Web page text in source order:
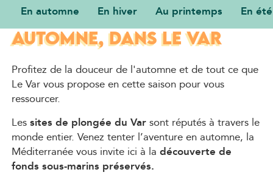
En automne En hiver Au printemps En été
NOS IDÉES DE SÉJOURS EN
AUTOMNE, DANS LE VAR
Profitez de la douceur de l'automne et de tout ce que
Le Var vous propose en cette saison pour vous
ressourcer.
Lessites de plongée du Varsont réputés à travers le
monde entier. Venez tenter l’aventure en automne, la
Méditerranée vous invite ici à la découverte de
fonds sous-marins préservés.